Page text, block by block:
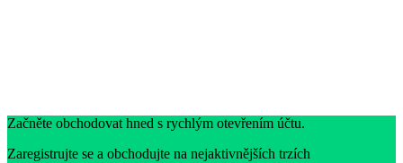
Začněte obchodovat hned s rychlým otevřením účtu.
Zaregistrujte se a obchodujte na nejaktivnějších trzích